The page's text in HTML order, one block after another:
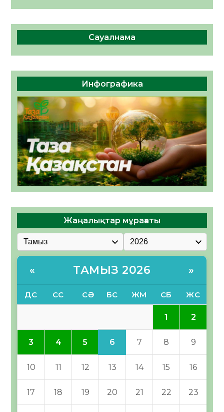
Сауалнама
Инфографика
Жаңалықтар мұрағаты
« ТАМЫЗ 2026 »
ДС СС СӘ БС ЖМ СБ ЖС
1 2
3 4 5 6 7 8 9
10 11 12 13 14 15 16
17 18 19 20 21 22 23